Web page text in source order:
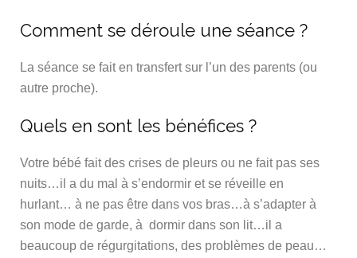
Comment se déroule une séance ?
La séance se fait en transfert sur l’un des parents (ou
autre proche).
Quels en sont les bénéfices ?
Votre bébé fait des crises de pleurs ou ne fait pas ses
nuits…il a du mal à s’endormir et se réveille en
hurlant… à ne pas être dans vos bras…à s’adapter à
son mode de garde, à dormir dans son lit…il a
beaucoup de régurgitations, des problèmes de peau…